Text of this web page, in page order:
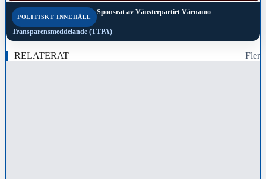
POLITISKT INNEHÅLL
Sponsrat av Vänsterpartiet Värnamo
Transparensmeddelande (TTPA)
RELATERAT Fler